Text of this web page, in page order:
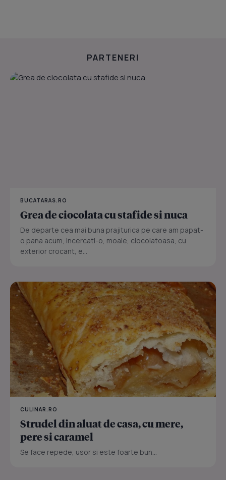
PARTENERI
BUCATARAS.RO
Grea de ciocolata cu stafide si nuca
De departe cea mai buna prajiturica pe care am papat-
o pana acum, incercati-o, moale, ciocolatoasa, cu
exterior crocant, e...
CULINAR.RO
Strudel din aluat de casa, cu mere,
pere si caramel
Se face repede, usor si este foarte bun...